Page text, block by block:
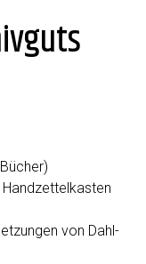
von Dah­l­